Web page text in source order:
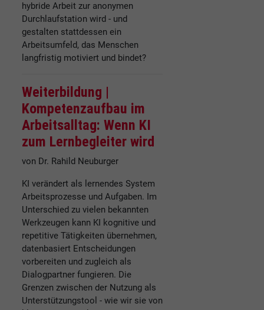
hybride Arbeit zur anonymen
Durchlaufstation wird - und
gestalten stattdessen ein
Arbeitsumfeld, das Menschen
langfristig motiviert und bindet?
Weiterbildung |
Kompetenzaufbau im
Arbeitsalltag: Wenn KI
zum Lernbegleiter wird
von Dr. Rahild Neuburger
KI verändert als lernendes System
Arbeitsprozesse und Aufgaben. Im
Unterschied zu vielen bekannten
Werkzeugen kann KI kognitive und
repetitive Tätigkeiten übernehmen,
datenbasiert Entscheidungen
vorbereiten und zugleich als
Dialogpartner fungieren. Die
Grenzen zwischen der Nutzung als
Unterstützungstool - wie wir sie von